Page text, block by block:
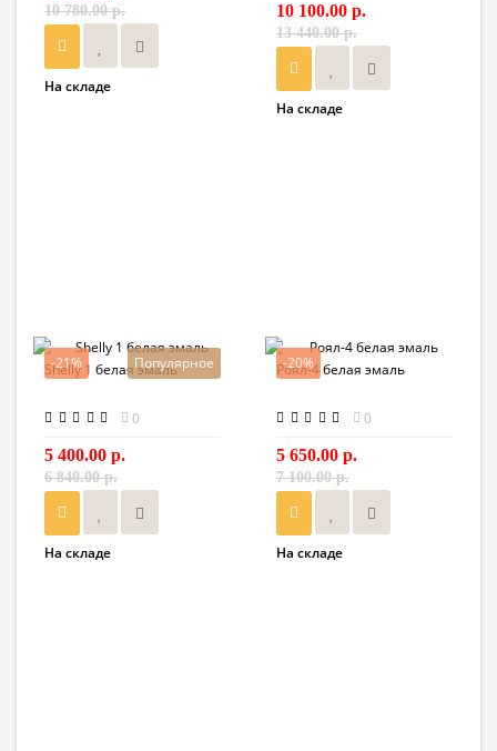
10 780.00 р.
На складе
10 100.00 р.
13 440.00 р.
На складе
-21% Популярное
Shelly 1 белая эмаль
0
5 400.00 р.
6 840.00 р.
На складе
-20%
Роял-4 белая эмаль
0
5 650.00 р.
7 100.00 р.
На складе